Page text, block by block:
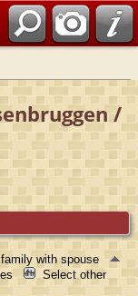
/
with spouse
Select other